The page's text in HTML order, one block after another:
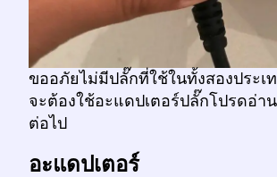
ขออภัยไม่มีปลั๊กที่ใช้ในทั้งสองประ
จะต้องใช้อะแดปเตอร์ปลั๊กโปรดอ่า
ต่อไป
อะแดปเตอร์